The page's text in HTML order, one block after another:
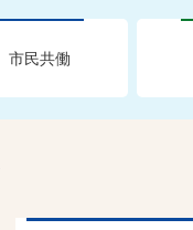
市民共働